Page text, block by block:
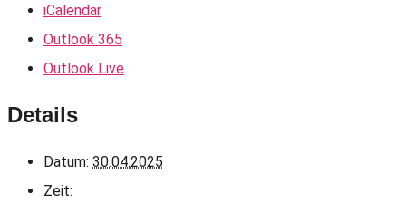
iCalendar
Outlook 365
Outlook Live
Details
Datum: 30.04.2025
Zeit: